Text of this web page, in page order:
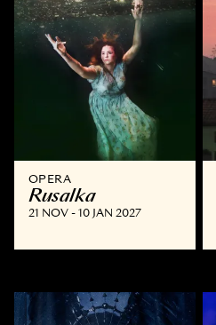
OPERA
Rusalka
21 NOV - 10 JAN 2027